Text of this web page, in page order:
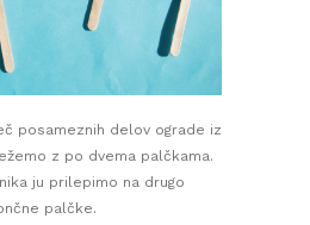
posameznih delov ograde iz
z po dvema palčkama.
ju prilepimo na drugo
palčke.